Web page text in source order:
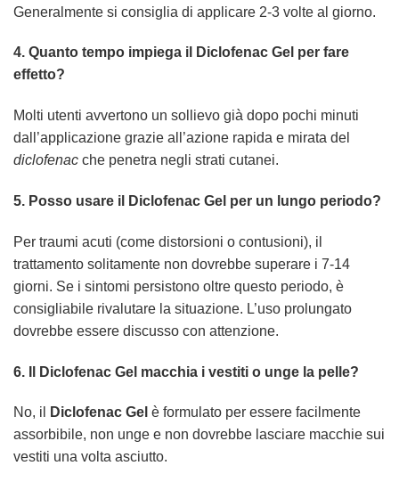
Generalmente si consiglia di applicare 2-3 volte al giorno.
4. Quanto tempo impiega il Diclofenac Gel per fare
effetto?
Molti utenti avvertono un sollievo già dopo pochi minuti
dall’applicazione grazie all’azione rapida e mirata del
diclofenac che penetra negli strati cutanei.
5. Posso usare il Diclofenac Gel per un lungo periodo?
Per traumi acuti (come distorsioni o contusioni), il
trattamento solitamente non dovrebbe superare i 7-14
giorni. Se i sintomi persistono oltre questo periodo, è
consigliabile rivalutare la situazione. L’uso prolungato
dovrebbe essere discusso con attenzione.
6. Il Diclofenac Gel macchia i vestiti o unge la pelle?
No, il Diclofenac Gel è formulato per essere facilmente
assorbibile, non unge e non dovrebbe lasciare macchie sui
vestiti una volta asciutto.